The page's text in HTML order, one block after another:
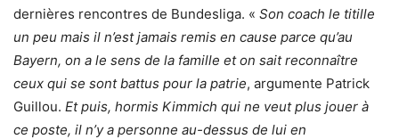
dernières rencontres de Bundesliga. « Son coach le titille
un peu mais il n’est jamais remis en cause parce qu’au
Bayern, on a le sens de la famille et on sait reconnaître
ceux qui se sont battus pour la patrie, argumente Patrick
Guillou. Et puis, hormis Kimmich qui ne veut plus jouer à
ce poste, il n’y a personne au-dessus de lui en